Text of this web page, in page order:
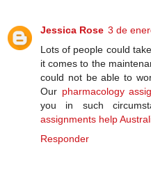
Jessica Rose 3 de
Lots of people could
it comes to the
could not be able to
Our pharmacology
you in such
assignments help
Responder